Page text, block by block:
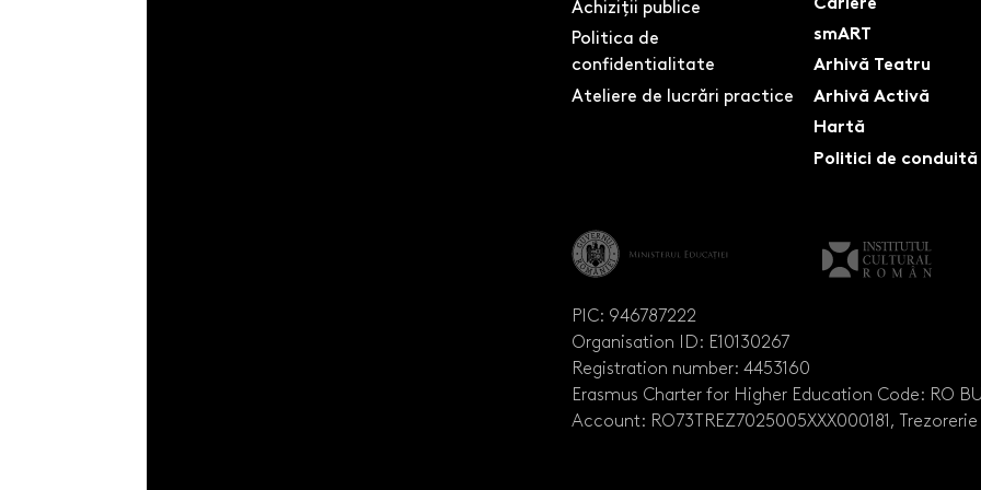
Achiziții publice
Politica de
confidentialitate
Ateliere de lucrări practice
smART
Arhivă Teatru
Arhivă Activă
Hartă
Politici de conduită
PIC: 946787222
Organisation ID: E10130267
Registration number: 4453160
Erasmus Charter for Higher Education Code: RO
Account: RO73TREZ7025005XXX000181,